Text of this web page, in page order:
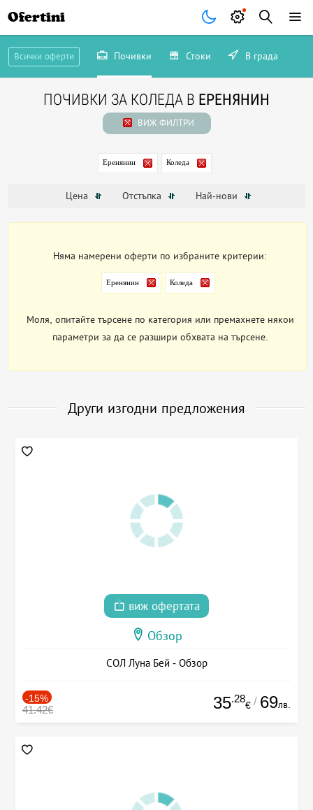
Ofertini
Всички оферти Почивки Стоки В града
ПОЧИВКИ ЗА КОЛЕДА В ЕРЕНЯНИН
ВИЖ ФИЛТРИ
Еренянин Коледа
Цена Отстъпка Най-нови
Няма намерени оферти по избраните критерии:
Еренянин Коледа
Моля, опитайте търсене по категория или премахнете някои
параметри за да се разшири обхвата на търсене.
Други изгодни предложения
виж офертата
Обзор
СОЛ Луна Бей - Обзор
-15%
41.42€ 35.28
€ / 69лв.